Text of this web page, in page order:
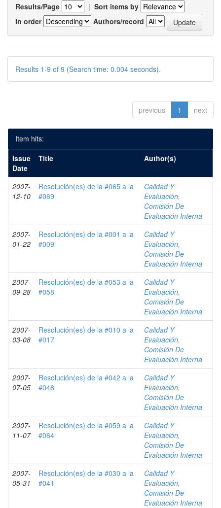
Results/Page | Sort items by
In order
Authors/record
Results 1-9 of 9 (Search time: 0.004 seconds).
previous 1 next
Item hits:
Issue
Date
Title Author(s)
2007-
12-10
Resolución(es) de la #065 a la
#069
Calidad Y
Evaluación,
Comisión De
Evaluación Interna
2007-
01-22
Resolución(es) de la #001 a la
#009
Calidad Y
Evaluación,
Comisión De
Evaluación Interna
2007-
09-28
Resolución(es) de la #053 a la
#058
Calidad Y
Evaluación,
Comisión De
Evaluación Interna
2007-
03-08
Resolución(es) de la #010 a la
#017
Calidad Y
Evaluación,
Comisión De
Evaluación Interna
2007-
07-05
Resolución(es) de la #042 a la
#048
Calidad Y
Evaluación,
Comisión De
Evaluación Interna
2007-
11-07
Resolución(es) de la #059 a la
#064
Calidad Y
Evaluación,
Comisión De
Evaluación Interna
2007-
05-31
Resolución(es) de la #030 a la
#041
Calidad Y
Evaluación,
Comisión De
Evaluación Interna